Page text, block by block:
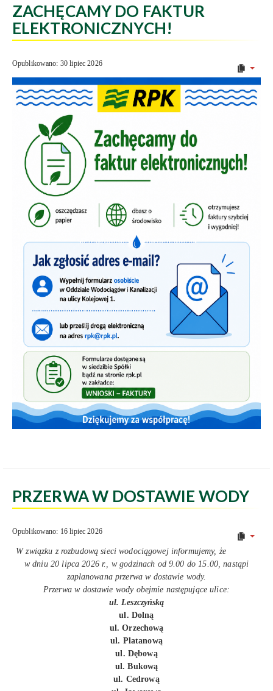
ZACHĘCAMY DO FAKTUR
ELEKTRONICZNYCH!
Opublikowano: 30 lipiec 2026
PRZERWA W DOSTAWIE WODY
Opublikowano: 16 lipiec 2026
W związku z rozbudową sieci wodociągowej informujemy, że
w dniu 20 lipca 2026 r., w godzinach od 9.00 do 15.00, nastąpi
zaplanowana przerwa w dostawie wody.
Przerwa w dostawie wody obejmie następujące ulice:
ul. Leszczyńską
ul. Dolną
ul. Orzechową
ul. Platanową
ul. Dębową
ul. Bukową
ul. Cedrową